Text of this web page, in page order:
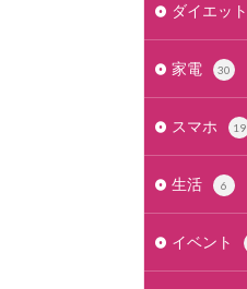
ダイエット
家電 30
スマホ 19
生活 6
イベント